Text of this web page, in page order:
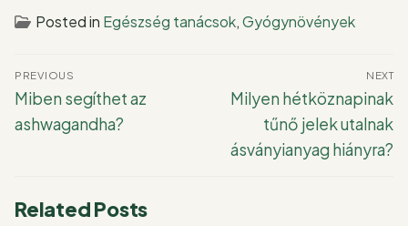
Posted in Egészség tanácsok,Gyógynövények
Bejegyzés
navigáció
PREVIOUS
Previous
post:
Miben segíthet az
ashwagandha?
NEXT
Next
post:
Milyen hétköznapinak
tűnő jelek utalnak
ásványianyag hiányra?
Related Posts